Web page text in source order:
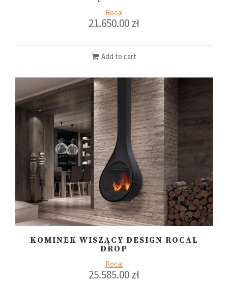
Rocal
21.650.00zł
Add to cart
KOMINEK WISZĄCY DESIGN ROCAL
DROP
Rocal
25.585.00zł